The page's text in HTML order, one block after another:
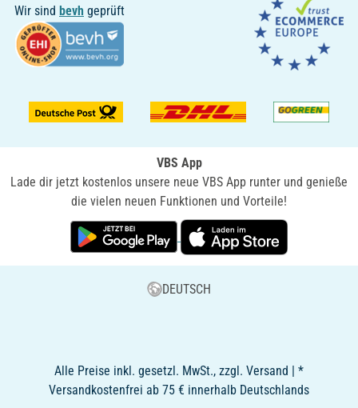
Wir sind bevh geprüft
VBS App
Lade dir jetzt kostenlos unsere neue VBS App runter und genieße
die vielen neuen Funktionen und Vorteile!
DEUTSCH
Alle Preise inkl. gesetzl. MwSt., zzgl. Versand | *
Versandkostenfrei ab 75 € innerhalb Deutschlands